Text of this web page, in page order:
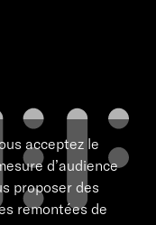
acceptez le
d’audience
proposer des
remontées de